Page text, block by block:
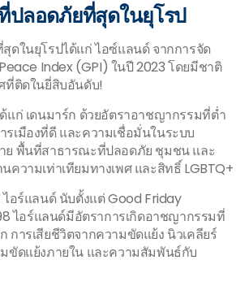
ปลอดภัยที่สุดในยุโรป
ดในยุโรปได้แก่ ไอซ์แลนด์ จากการจัด
Index (GPI) ในปี 2023 โดยมีชาติ
ที่ติดในยี่สิบอันดับ!
แก่ เดนมาร์ก ด้วยอัตราอาชญากรรมที่ต่ำ
เมืองที่ดี และความเชื่อมั่นในระบบ
ย พื้นที่สาธารณะที่ปลอดภัย ชุมชน และ
ความเท่าเทียมทางเพศ และสิทธิ์ LGBTQ+
อร์แลนด์ นับตั้งแต่ Good Friday
ไอร์แลนด์มีอัตราการเกิดอาชญากรรมที่
การเสียชีวิตจากความขัดแย้ง นิวเคลียร์
ขัดแย้งภายใน และความสัมพันธ์กับ